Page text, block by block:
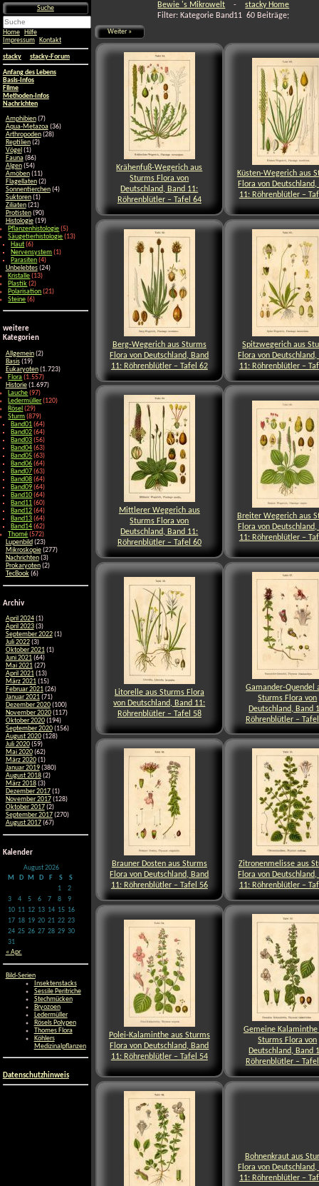
Suche
Home
Hilfe
Impressum
Kontakt
stacky stacky-Forum
Anfang des Lebens
Basis-Infos
Filme
Methoden-Infos
Nachrichten
Amphibien(7)
Aqua-Metazoa(36)
Arthropoden(28)
Reptilien(2)
Vögel (1)
Fauna(86)
Algen(54)
Amöben(11)
Flagellaten(2)
Sonnentierchen(4)
Suktoren(1)
Ziliaten(21)
Protisten(90)
Histologie(19)
Pflanzenhistologie (5)
Säugetierhistologie (13)
Haut (6)
Nervensystem (1)
Parasiten (4)
Unbelebtes(24)
Kristalle (13)
Plastik (2)
Polarisation (21)
Steine (6)
weitere
Kategorien
Allgemein(2)
Basis(19)
Eukaryoten(1.723)
Flora (1.557)
Historie(1.697)
Lauche (97)
Ledermüller(120)
Rösel (29)
Sturm (879)
Band01 (64)
Band02 (64)
Band03 (56)
Band04 (63)
Band05 (63)
Band06 (64)
Band07 (63)
Band08 (64)
Band09 (64)
Band10 (64)
Band11 (60)
Band12 (64)
Band13 (64)
Band14 (62)
Thomé (572)
Lupenbild (23)
Mikroskopie(277)
Nachrichten(3)
Prokaryoten(2)
TecBook(6)
Archiv
April 2024(1)
April 2023(3)
September 2022(1)
Juli 2022(3)
Oktober 2021(1)
Juni 2021(64)
Mai 2021(27)
April 2021(13)
März 2021(15)
Februar 2021(26)
Januar 2021(71)
Dezember 2020(100)
November 2020(117)
Oktober 2020(194)
September 2020(156)
August 2020(128)
Juli 2020(59)
Mai 2020(62)
März 2020(1)
Januar 2019(380)
August 2018(2)
März 2018(3)
Dezember 2017(1)
November 2017(128)
Oktober 2017(2)
September 2017(270)
August 2017(67)
Kalender
August 2026
M
D M D F S
S
1
2
3
4 5 6 7 8
9
10 11 12 13 14 15 16
17 18 19 20 21 22 23
24 25 26 27 28 29 30
31
« Apr.
Bild-Serien
Insektenstacks
Sessile Peritriche
Stechmücken
Bryozoen
Ledermüller
Rösels Polypen
Thomes Flora
Köhlers
Medizinalpflanzen
Datenschutzhinweis
Bewie 's Mikrowelt -stacky Home
Filter: Kategorie Band11 60 Beiträge;
Weiter »
Krähenfuß-Wegerich aus
Sturms Flora von
Deutschland, Band 11:
Röhrenblütler – Tafel 64
Küsten-Wegerich aus
Flora von Deutschland,
11: Röhrenblütler –
Berg-Wegerich aus Sturms
Flora von Deutschland, Band
11: Röhrenblütler – Tafel 62
Spitzwegerich aus
Flora von Deutschland,
11: Röhrenblütler –
Mittlerer Wegerich aus
Sturms Flora von
Deutschland, Band 11:
Röhrenblütler – Tafel 60
Breiter Wegerich aus
Flora von Deutschland,
11: Röhrenblütler –
Litorelle aus Sturms Flora
von Deutschland, Band 11:
Röhrenblütler – Tafel 58
Gamander-Quendel
Sturms Flora von
Deutschland, Band
Röhrenblütler –
Brauner Dosten aus Sturms
Flora von Deutschland, Band
11: Röhrenblütler – Tafel 56
Zitronenmelisse aus
Flora von Deutschland,
11: Röhrenblütler –
Polei-Kalaminthe aus Sturms
Flora von Deutschland, Band
11: Röhrenblütler – Tafel 54
Gemeine Kalaminthe
Sturms Flora von
Deutschland, Band
Röhrenblütler –
Bohnenkraut aus
Flora von Deutschland,
11: Röhrenblütler –